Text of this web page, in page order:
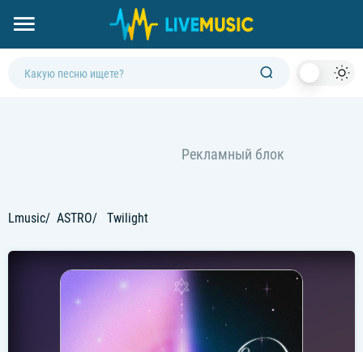
Lmusic ASTRO Twilight